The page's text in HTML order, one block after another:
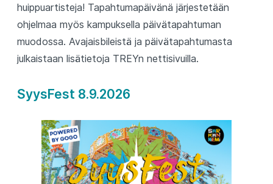
huippuartisteja! Tapahtumapäivänä järjestetään
ohjelmaa myös kampuksella päivätapahtuman
muodossa. Avajaisbileistä ja päivätapahtumasta
julkaistaan lisätietoja TREYn nettisivuilla.
SyysFest 8.9.2026